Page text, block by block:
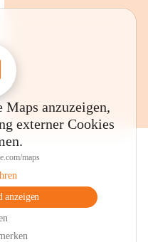
anzuzeigen,
externer Cookies
maps
anzeigen